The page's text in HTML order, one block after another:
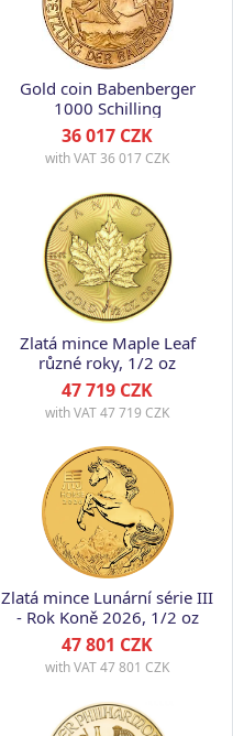
Gold coin Babenberger
1000 Schilling
36 017 CZK
with VAT36 017 CZK
Zlatá mince Maple Leaf
různé roky, 1/2 oz
47 719 CZK
with VAT47 719 CZK
Zlatá mince Lunární série III
- Rok Koně 2026, 1/2 oz
47 801 CZK
with VAT47 801 CZK